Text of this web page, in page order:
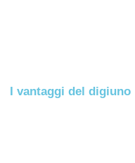
I vantaggi del digiuno